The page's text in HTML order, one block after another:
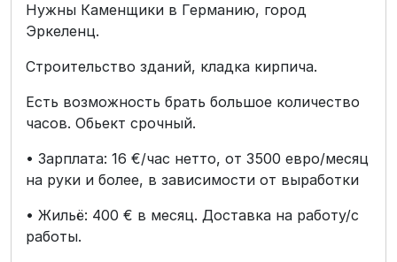
Нужны Каменщики в Германию, город
Эркеленц.
Строительство зданий, кладка кирпича.
Есть возможность брать большое количество
часов. Обьект срочный.
• Зарплата: 16 €/час нетто, от 3500 евро/месяц
на руки и более, в зависимости от выработки
• Жильё: 400 € в месяц. Доставка на работу/с
работы.